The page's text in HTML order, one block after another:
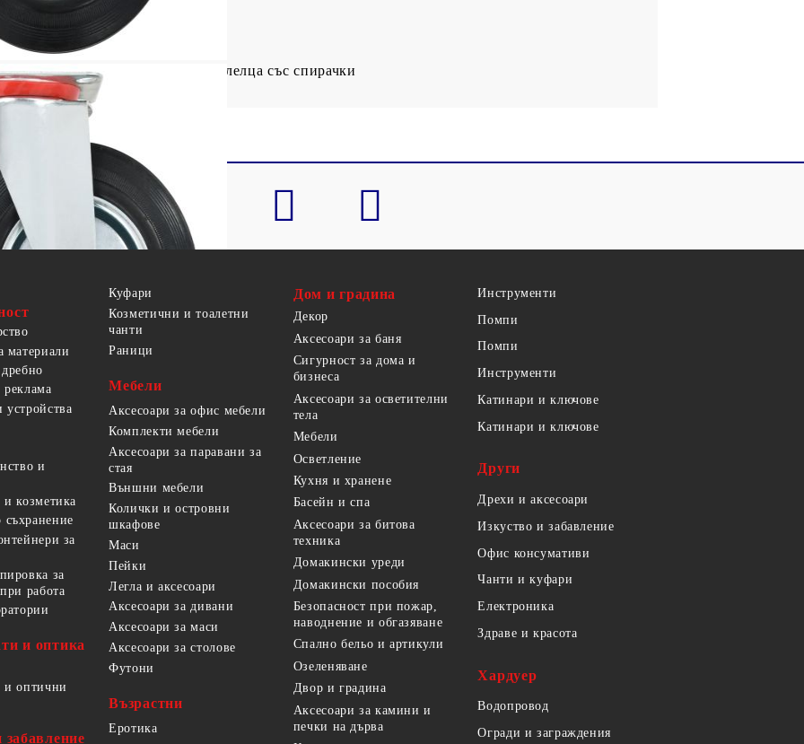
мм (Д х Ш)
180 кг (всяко колело)
се колелца и 16 въртящи се колелца със спирачки
материали
и
козметика
за
за
работа
и оптика
и оптични
забавление
Куфари
Козметични и тоалетни
чанти
Раници
Мебели
Аксесоари за офис мебели
Комплекти мебели
Аксесоари за паравани за
стая
Външни мебели
Колички и островни
шкафове
Маси
Пейки
Легла и аксесоари
Аксесоари за дивани
Аксесоари за маси
Аксесоари за столове
Футони
Възрастни
Еротика
Дом и градина
Декор
Аксесоари за баня
Сигурност за дома и
бизнеса
Аксесоари за осветителни
тела
Мебели
Осветление
Кухня и хранене
Басейн и спа
Аксесоари за битова
техника
Домакински уреди
Домакински пособия
Безопасност при пожар,
наводнение и обгазяване
Спално бельо и артикули
Озеленяване
Двор и градина
Аксесоари за камини и
печки на дърва
Инструменти
Помпи
Помпи
Инструменти
Катинари и ключове
Катинари и ключове
Други
Дрехи и аксесоари
Изкуство и забавление
Офис консумативи
Чанти и куфари
Електроника
Здраве и красота
Хардуер
Водопровод
Огради и заграждения